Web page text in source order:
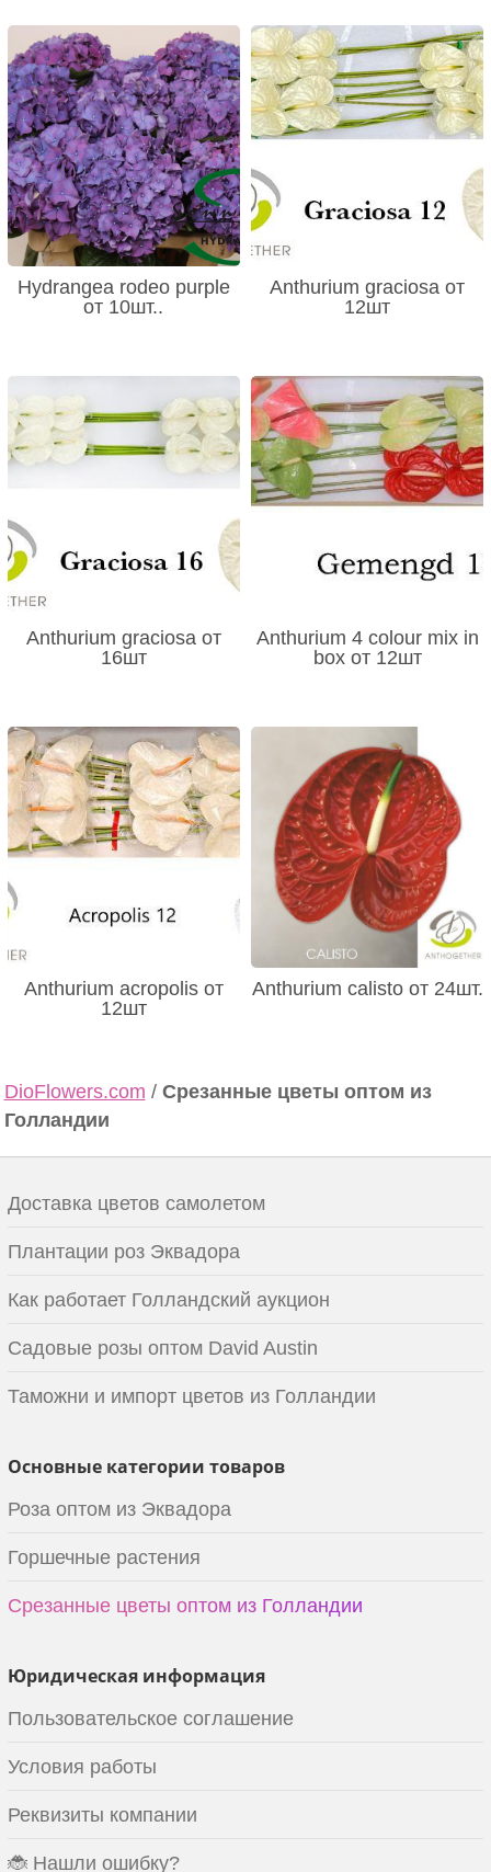
Hydrangea rodeo purple
от 10шт..
Anthurium graciosa от
12шт
Anthurium graciosa от
16шт
Anthurium 4 colour mix in
box от 12шт
Anthurium acropolis от
12шт
Anthurium calisto от 24шт.
DioFlowers.com / Срезанные цветы оптом из
Голландии
Доставка цветов самолетом
Плантации роз Эквадора
Как работает Голландский аукцион
Садовые розы оптом David Austin
Таможни и импорт цветов из Голландии
Основные категории товаров
Роза оптом из Эквадора
Горшечные растения
Срезанные цветы оптом из Голландии
Юридическая информация
Пользовательское соглашение
Условия работы
Реквизиты компании
🐞 Нашли ошибку?